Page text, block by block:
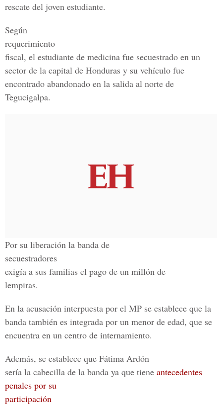
rescate del joven estudiante.
Según
requerimiento
fiscal, el estudiante de medicina fue secuestrado en un
sector de la capital de Honduras y su vehículo fue
encontrado abandonado en la salida al norte de
Tegucigalpa.
Por su liberación la banda de
secuestradores
exigía a sus familias el pago de un millón de
lempiras.
En la acusación interpuesta por el MP se establece que la
banda también es integrada por un menor de edad, que se
encuentra en un centro de internamiento.
Además, se establece que Fátima Ardón
sería la cabecilla de la banda ya que tiene antecedentes
penales por su
participación